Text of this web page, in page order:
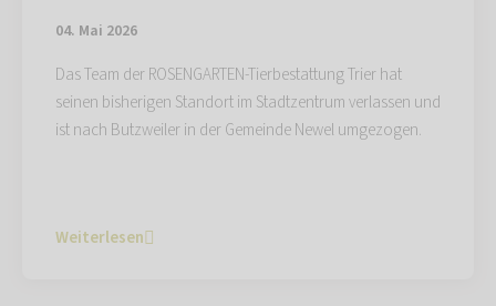
04. Mai 2026
Das Team der ROSENGARTEN-Tierbestattung Trier hat
seinen bisherigen Standort im Stadtzentrum verlassen und
ist nach Butzweiler in der Gemeinde Newel umgezogen.
Weiterlesen